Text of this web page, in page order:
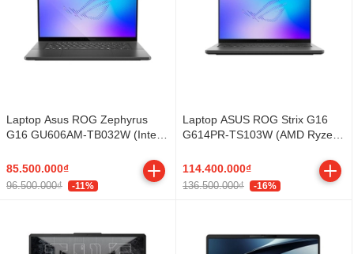
Laptop Asus ROG Zephyrus
G16 GU606AM-TB032W (Intel
16 inch 2.5K OLED 240Hz |
32GB | 1TB | Win 11 | Xám)
85.500.000₫
96.500.000₫ -11%
Laptop ASUS ROG Strix G16
G614PR-TS103W (AMD Ryzen
inch WQXGA 300Hz | 16GB |
512GB | Win 11 | Xám)
114.400.000₫
136.500.000₫ -16%